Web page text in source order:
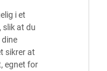
i et
slik at du
dine
sikrer at
egnet for